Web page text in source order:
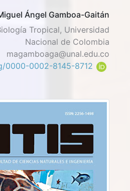
Ángel Gamboa-Gaitán
Tropical, Universidad
Nacional de Colombia
magamboaga@unal.edu.co
0000-0002-8145-8712